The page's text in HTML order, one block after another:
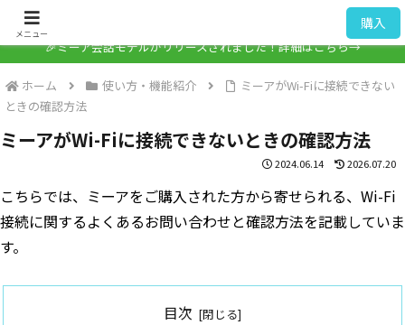
🎉ミーア会話モデルがリリースされました！詳細はこちら→
ホーム 使い方・機能紹介
ミーアがWi-Fiに接続できない
ときの確認方法
ミーアがWi-Fiに接続できないときの確認方法
2024.06.14 2026.07.20
こちらでは、ミーアをご購入された方から寄せられる、Wi-Fi
接続に関するよくあるお問い合わせと確認方法を記載していま
す。
目次
メニュー
購入